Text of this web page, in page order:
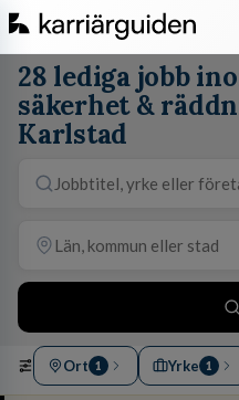
28 lediga jobb
säkerhet &
Karlstad
Ort 1 Yrke 1